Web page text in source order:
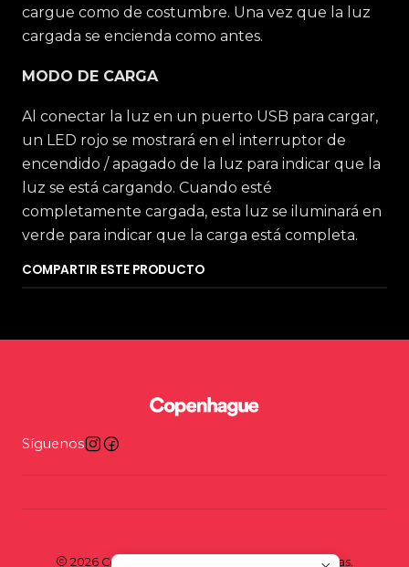
cargue como de costumbre. Una vez que la luz
cargada se encienda como antes.
MODO DE CARGA
Al conectar la luz en un puerto USB para cargar,
un LED rojo se mostrará en el interruptor de
encendido / apagado de la luz para indicar que la
luz se está cargando. Cuando esté
completamente cargada, esta luz se iluminará en
verde para indicar que la carga está completa.
COMPARTIR ESTE PRODUCTO
Síguenos
2026 Copenhague - Tienda y taller de bicicletas.